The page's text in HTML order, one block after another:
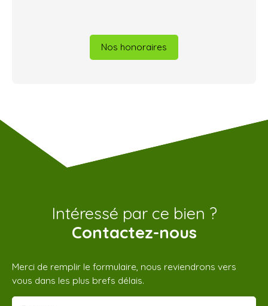
Nos honoraires
Intéressé par ce bien ?
Contactez-nous
Merci de remplir le formulaire, nous reviendrons vers
vous dans les plus brefs délais.